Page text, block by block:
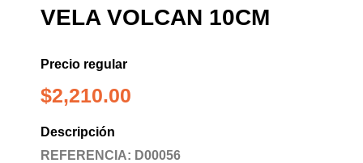
VELA VOLCAN 10CM
Precio regular
$2,210.00
Descripción
REFERENCIA: D00056